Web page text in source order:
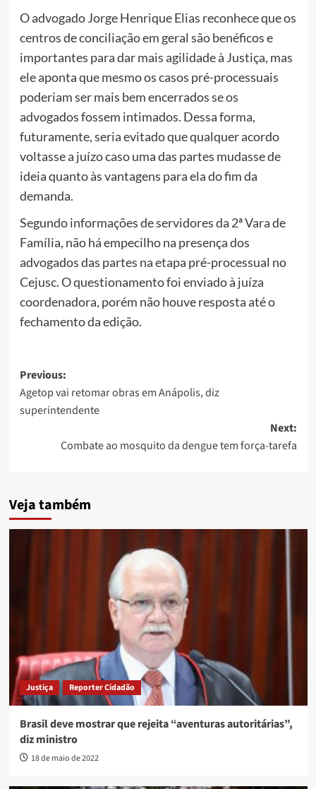
O advogado Jorge Henrique Elias reconhece que os
centros de conciliação em geral são benéficos e
importantes para dar mais agilidade à Justiça, mas
ele aponta que mesmo os casos pré-processuais
poderiam ser mais bem encerrados se os
advogados fossem intimados. Dessa forma,
futuramente, seria evitado que qualquer acordo
voltasse a juízo caso uma das partes mudasse de
ideia quanto às vantagens para ela do fim da
demanda.
Segundo informações de servidores da 2ª Vara de
Família, não há empecilho na presença dos
advogados das partes na etapa pré-processual no
Cejusc. O questionamento foi enviado à juíza
coordenadora, porém não houve resposta até o
fechamento da edição.
Post
navigation
Previous:
Agetop vai retomar obras em Anápolis, diz
superintendente
Next:
Combate ao mosquito da dengue tem força-tarefa
Veja também
Justiça Reporter Cidadão
Brasil deve mostrar que rejeita “aventuras autoritárias”,
diz ministro
18 de maio de 2022